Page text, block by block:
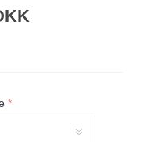
*